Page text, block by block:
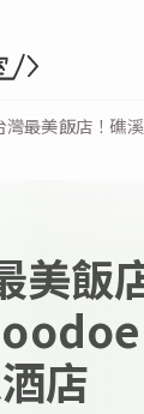
灣最美飯店！礁
美飯
店